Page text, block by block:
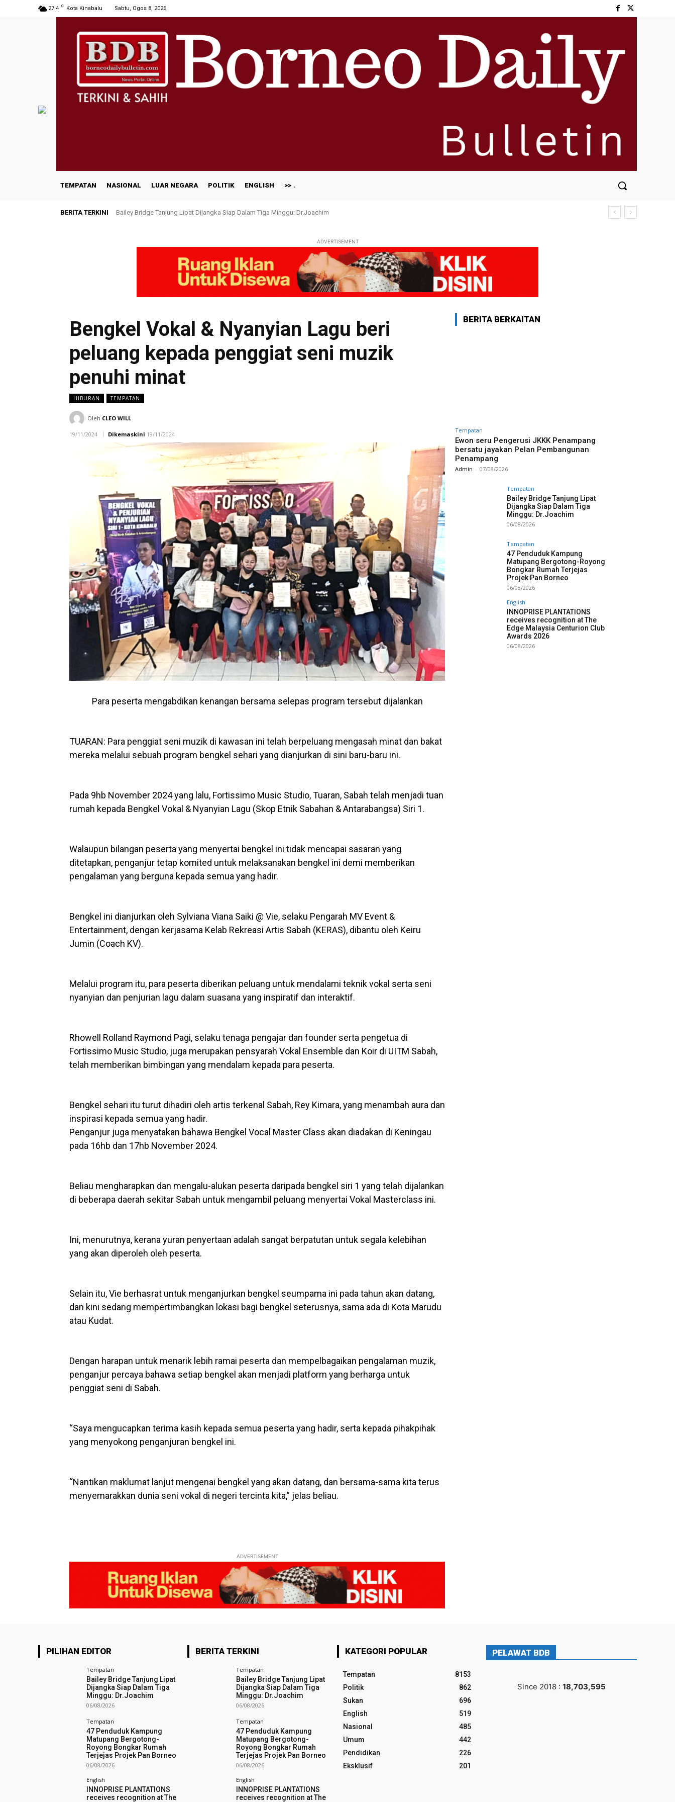
27.4 C Kota Kinabalu Sabtu, Ogos 8, 2026
TEMPATAN NASIONAL LUAR NEGARA POLITIK ENGLISH >>
BERITA TERKINI Bailey Bridge Tanjung Lipat Dijangka Siap Dalam Tiga Minggu: Dr.Joachim
ADVERTISEMENT
Bengkel Vokal & Nyanyian Lagu beri
peluang kepada penggiat seni muzik
penuhi minat
HIBURAN TEMPATAN
Oleh CLEO WILL
19/11/2024 Dikemaskini 19/11/2024
Para peserta mengabdikan kenangan bersama selepas program tersebut dijalankan
TUARAN: Para penggiat seni muzik di kawasan ini telah berpeluang mengasah minat dan bakat
mereka melalui sebuah program bengkel sehari yang dianjurkan di sini baru-baru ini.
Pada 9hb November 2024 yang lalu, Fortissimo Music Studio, Tuaran, Sabah telah menjadi tuan
rumah kepada Bengkel Vokal & Nyanyian Lagu (Skop Etnik Sabahan & Antarabangsa) Siri 1.
Walaupun bilangan peserta yang menyertai bengkel ini tidak mencapai sasaran yang
ditetapkan, penganjur tetap komited untuk melaksanakan bengkel ini demi memberikan
pengalaman yang berguna kepada semua yang hadir.
Bengkel ini dianjurkan oleh Sylviana Viana Saiki @ Vie, selaku Pengarah MV Event &
Entertainment, dengan kerjasama Kelab Rekreasi Artis Sabah (KERAS), dibantu oleh Keiru
Jumin (Coach KV).
Melalui program itu, para peserta diberikan peluang untuk mendalami teknik vokal serta seni
nyanyian dan penjurian lagu dalam suasana yang inspiratif dan interaktif.
Rhowell Rolland Raymond Pagi, selaku tenaga pengajar dan founder serta pengetua di
Fortissimo Music Studio, juga merupakan pensyarah Vokal Ensemble dan Koir di UITM Sabah,
telah memberikan bimbingan yang mendalam kepada para peserta.
Bengkel sehari itu turut dihadiri oleh artis terkenal Sabah, Rey Kimara, yang menambah aura dan
inspirasi kepada semua yang hadir.
Penganjur juga menyatakan bahawa Bengkel Vocal Master Class akan diadakan di Keningau
pada 16hb dan 17hb November 2024.
Beliau mengharapkan dan mengalu-alukan peserta daripada bengkel siri 1 yang telah dijalankan
di beberapa daerah sekitar Sabah untuk mengambil peluang menyertai Vokal Masterclass ini.
Ini, menurutnya, kerana yuran penyertaan adalah sangat berpatutan untuk segala kelebihan
yang akan diperoleh oleh peserta.
Selain itu, Vie berhasrat untuk menganjurkan bengkel seumpama ini pada tahun akan datang,
dan kini sedang mempertimbangkan lokasi bagi bengkel seterusnya, sama ada di Kota Marudu
atau Kudat.
Dengan harapan untuk menarik lebih ramai peserta dan mempelbagaikan pengalaman muzik,
penganjur percaya bahawa setiap bengkel akan menjadi platform yang berharga untuk
penggiat seni di Sabah.
“Saya mengucapkan terima kasih kepada semua peserta yang hadir, serta kepada pihakpihak
yang menyokong penganjuran bengkel ini.
“Nantikan maklumat lanjut mengenai bengkel yang akan datang, dan bersama-sama kita terus
menyemarakkan dunia seni vokal di negeri tercinta kita,” jelas beliau.
ADVERTISEMENT
BERITA BERKAITAN
Tempatan
Ewon seru Pengerusi JKKK Penampang
bersatu jayakan Pelan Pembangunan
Penampang
Admin - 07/08/2026
Tempatan
Bailey Bridge Tanjung Lipat
Dijangka Siap Dalam Tiga
Minggu: Dr.Joachim
06/08/2026
Tempatan
47 Penduduk Kampung
Matupang Bergotong-Royong
Bongkar Rumah Terjejas
Projek Pan Borneo
06/08/2026
English
INNOPRISE PLANTATIONS
receives recognition at The
Edge Malaysia Centurion Club
Awards 2026
06/08/2026
PILIHAN EDITOR
Tempatan
Bailey Bridge Tanjung Lipat
Dijangka Siap Dalam Tiga
Minggu: Dr.Joachim
06/08/2026
Tempatan
47 Penduduk Kampung
Matupang Bergotong-
Royong Bongkar Rumah
Terjejas Projek Pan Borneo
06/08/2026
English
INNOPRISE PLANTATIONS
receives recognition at The
BERITA TERKINI
Tempatan
Bailey Bridge Tanjung Lipat
Dijangka Siap Dalam Tiga
Minggu: Dr.Joachim
06/08/2026
Tempatan
47 Penduduk Kampung
Matupang Bergotong-
Royong Bongkar Rumah
Terjejas Projek Pan Borneo
06/08/2026
English
INNOPRISE PLANTATIONS
receives recognition at The
KATEGORI POPULAR
Tempatan
8153
Politik
862
Sukan
696
English
519
Nasional
485
Umum
442
Pendidikan
226
Eksklusif
201
PELAWAT BDB
Since 2018 : 18,703,595